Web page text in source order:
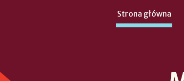
Skip
Strona główna